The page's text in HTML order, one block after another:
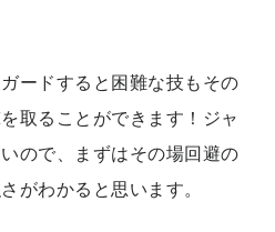
ードすると困難な技もその
取ることができます！ジャ
ので、まずはその場回避の
がわかると思います。